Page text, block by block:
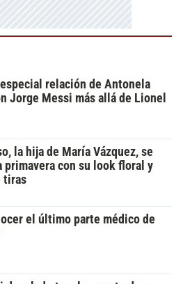
relación de Antonela
Jorge Messi más allá de Lionel
la hija de María Vázquez, se
primavera con su look floral y
tiras
el último parte médico de